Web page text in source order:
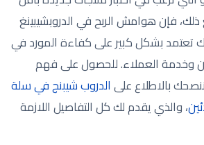
فإن هوامش الربح في الدروبشيبينغ
تعتمد بشكل كبير على كفاءة المورد في
وخدمة العملاء. للحصول على فهم
بالاطلاع على الدروب شيبنج في سلة
، والذي يقدم لك كل التفاصيل اللازمة